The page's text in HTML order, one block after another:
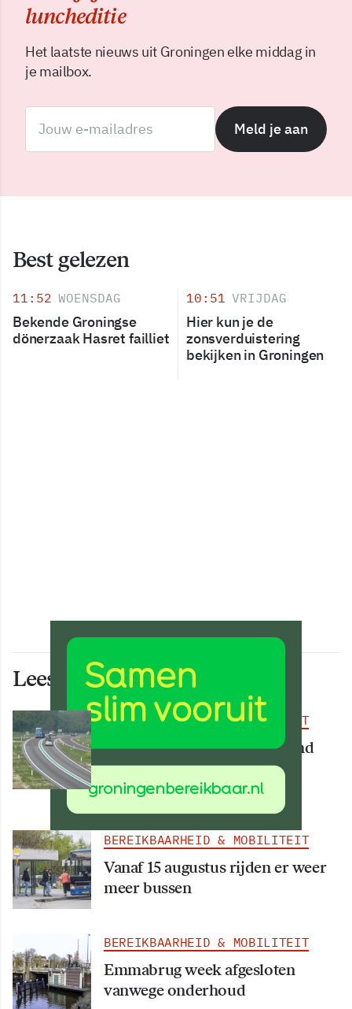
luncheditie
Het laatste nieuws uit Groningen elke middag in
je mailbox.
Meld je aan
Best gelezen
11:52 WOENSDAG
Bekende Groningse
dönerzaak Hasret failliet
10:51 VRIJDAG
Hier kun je de
zonsverduistering
bekijken in Groningen
Lees ook deze artikelen
BEREIKBAARHEID & MOBILITEIT
Deel van N34 meer dan maand
afgesloten vanwege
werkzaamheden
BEREIKBAARHEID & MOBILITEIT
Vanaf 15 augustus rijden er weer
meer bussen
BEREIKBAARHEID & MOBILITEIT
Emmabrug week afgesloten
vanwege onderhoud